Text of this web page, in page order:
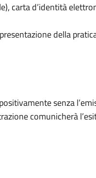
carta d’identità
della
senza
comunicherà